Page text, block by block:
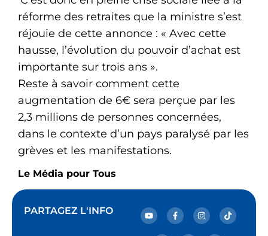
réforme des retraites que la ministre s’est
réjouie de cette annonce : « Avec cette
hausse, l’évolution du pouvoir d’achat est
importante sur trois ans ».
Reste à savoir comment cette
augmentation de 6€ sera perçue par les
2,3 millions de personnes concernées,
dans le contexte d’un pays paralysé par les
grèves et les manifestations.
Le Média pour Tous
PARTAGEZ L'INFO